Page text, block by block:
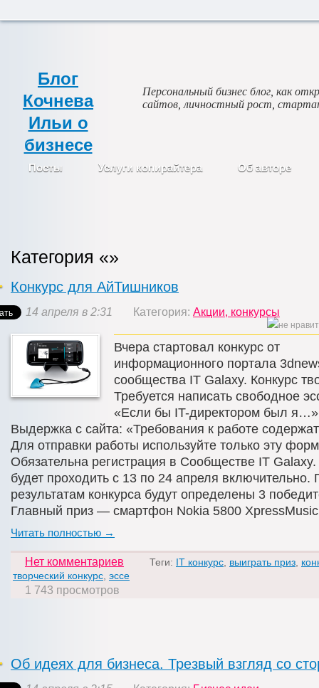
Категория «»
Конкурс для АйТишников
14 апреля в 2:31 Категория: Акции, конкурсы
Вчера стартовал конкурс от
информационного портала
сообщества IT Galaxy. Конкурс
Требуется написать свободное
«Если бы IT-директором был
Выдержка с сайта: «Требования к работе
Для отправки работы используйте только эту
Обязательна регистрация в Сообществе IT Galaxy.
будет проходить с 13 по 24 апреля включительно.
результатам конкурса будут определены 3
Главный приз — смартфон Nokia 5800
Читать полностью →
Нет комментариев Теги: IT конкурс выиграть приз
творческий конкурс эссе
1 743 просмотров
Об идеях для бизнеса. Трезвый взгляд со
Блог
Кочнева
Ильи о
бизнесе
Персональный бизнес блог, как
сайтов, личностный рост,
Посты Услуги копирайтера Об авторе